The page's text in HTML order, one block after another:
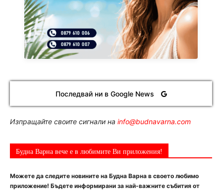
Последвай ни в Google News
Изпращайте своите сигнали на info@budnavarna.com
Будна Варна вече е в любимите Ви приложения!
Можете да следите новините на Будна Варна в своето любимо
приложение! Бъдете информирани за най-важните събития от